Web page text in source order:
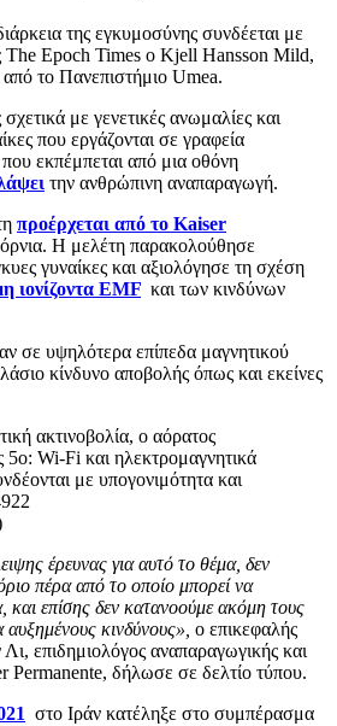
της εγκυμοσύνης συνδέεται με
The Epoch Times ο Kjell Hansson Mild,
το Πανεπιστήμιο Umea.
με γενετικές ανωμαλίες και
που εργάζονται σε γραφεία
εκπέμπεται από μια οθόνη
την ανθρώπινη αναπαραγωγή.
προέρχεται από το Kaiser
Η μελέτη παρακολούθησε
γυναίκες και αξιολόγησε τη σχέση
ιονίζοντα EMF και των κινδύνων
σε υψηλότερα επίπεδα μαγνητικού
κίνδυνο αποβολής όπως και εκείνες
έρευνας για αυτό το θέμα, δεν
πέρα ​​από το οποίο μπορεί να
επίσης δεν κατανοούμε ακόμη τους
κινδύνους», ο επικεφαλής
επιδημιολόγος αναπαραγωγικής και
Permanente, δήλωσε σε δελτίο τύπου.
στο Ιράν κατέληξε στο συμπέρασμα